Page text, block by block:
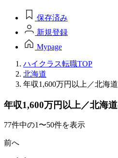
保存済み
新規登録
Mypage
ハイクラス転職TOP
北海道
年収1,600万円以上／北海
年収1,600万円以上／北海
77件中の1〜50件を表示
前へ